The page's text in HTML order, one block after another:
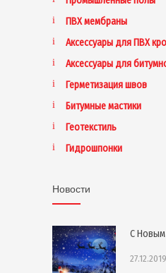
ПВХ мембраны
Аксессуары для ПВХ
Аксессуары для
Герметизация швов
Битумные мастики
Геотекстиль
Гидрошпонки
Новости
С Новым
27.12.2019